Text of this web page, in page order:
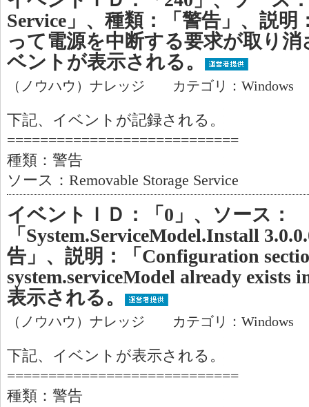
Service」、種類：「警告」、説明
って電源を中断する要求が取り
ベントが表示される。
（ノウハウ）ナレッジ カテゴリ：Windows
下記、イベントが記録される。
============================
種類：警告
ソース：Removable Storage Service
イベントＩＤ：「0」、ソース：
「System.ServiceModel.Install
告」、説明：「Configuration
system.serviceModel already
表示される。
（ノウハウ）ナレッジ カテゴリ：Windows
下記、イベントが表示される。
============================
種類：警告